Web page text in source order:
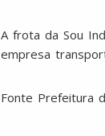
A frota da Sou
empresa
Fonte Prefeitura